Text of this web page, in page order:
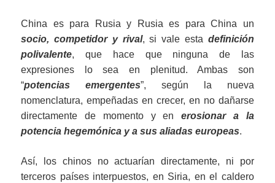
China es para Rusia y Rusia es para China un
socio, competidor y rival, si vale esta definición
polivalente, que hace que ninguna de las
expresiones lo sea en plenitud. Ambas son
“potencias emergentes”, según la nueva
nomenclatura, empeñadas en crecer, en no dañarse
directamente de momento y enerosionar a la
potencia hegemónica y a sus aliadas europeas.
Así, los chinos no actuarían directamente, ni por
terceros países interpuestos, en Siria, en el caldero